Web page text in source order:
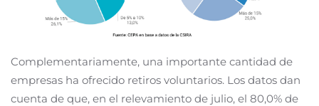
Complementariamente, una importante cantidad de
empresas ha ofrecido retiros voluntarios. Los datos dan
cuenta de que, en el relevamiento de julio, el 80,0% de